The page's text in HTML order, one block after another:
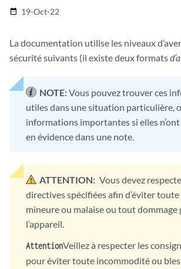
date_range 19-Oct-22
La documentation utilise les niveaux
sécurité suivants (il existe deux formats
NOTE:Vous pouvez trouver ces
utiles dans une situation particulière,
informations importantes si elles n’ont
en évidence dans une note.
ATTENTION: Vous devez
directives spécifiées afin d’éviter
mineure ou malaise ou tout dommage
l’appareil.
AttentionVeillez à respecter les
pour éviter toute incommodité ou